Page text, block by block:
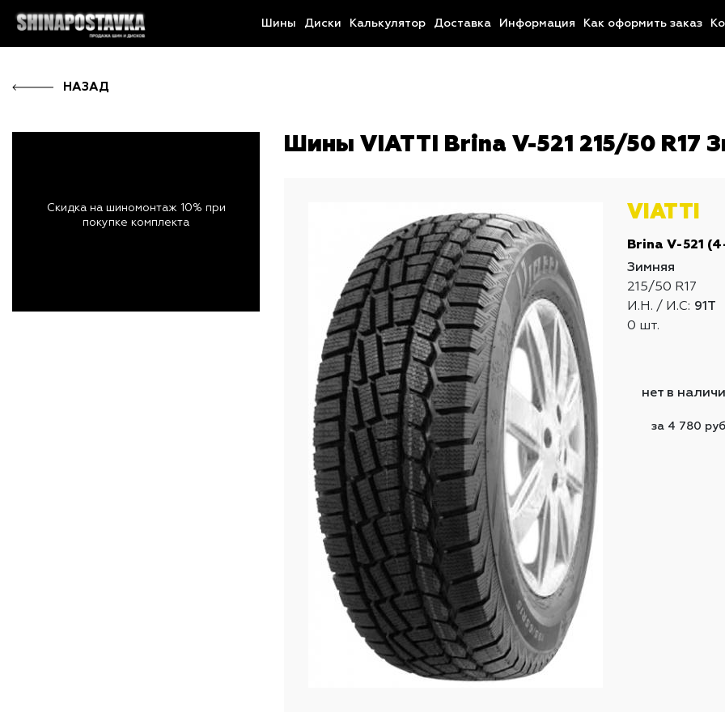
Шины Диски Калькулятор Доставка Информация Как оформить заказ
НАЗАД
Шины VIATTI Brina V-521 215/50 R17
VIATTI
Brina V-521
Зимняя
215/50 R17
И.Н. / И.С: 91T
0 шт.
нет в
за 4 780 руб
Скидка на шиномонтаж 10% при
покупке комплекта